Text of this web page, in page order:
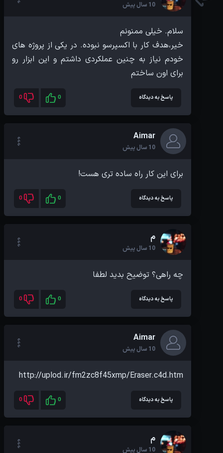
10 سال پیش
خیر،هدف کار با اکسپرسو نبوده. در یکی از پروژه های
خودم نیاز به چنین عملکردی داشتم و این ابزار رو
برای اون ساختم
پاسخ به دیدگاه 0
0
Aimar
10 سال پیش
برای این کار راه ساده تری هست!
پاسخ به دیدگاه 0
0
م
10 سال پیش
چه راهی؟ توضیح بدید لطفا
پاسخ به دیدگاه 0
0
Aimar
10 سال پیش
http://uplod.ir/fm2zc8f45xmp/Eraser.c4d.htm
پاسخ به دیدگاه 0
0
م
10 سال پیش